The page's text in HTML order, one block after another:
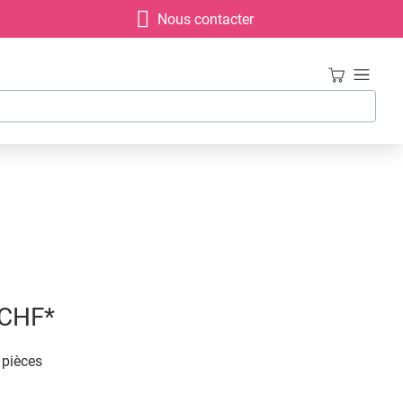
Nous contacter